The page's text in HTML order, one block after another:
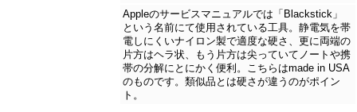
Appleのサービスマニュアルでは「Blackstick」
という名前にて使用されている工具。静電気を帯
電しにくいナイロン製で適度な硬さ、更に両端の
片方はヘラ状、もう片方は尖っていてノートや携
帯の分解にとにかく便利。こちらはmade in USA
のものです。類似品とは硬さが違うのがポイン
ト。